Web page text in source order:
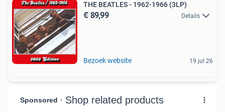
THE BEATLES - 1962-1966 (3LP)
€ 89,99 Details
Bezoek website 19 jul 26